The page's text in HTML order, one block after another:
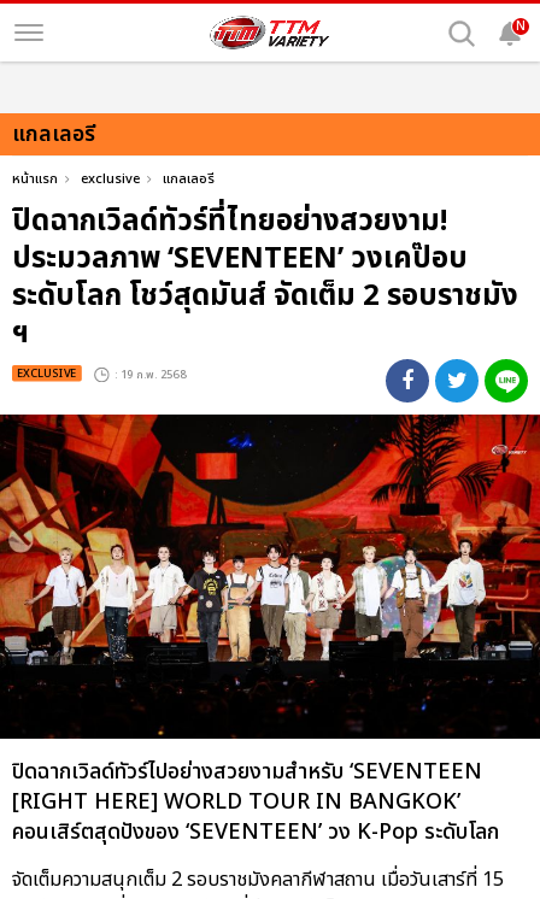
N
แกลเลอรี
หน้าแรก exclusive แกลเลอรี
ปิดฉากเวิลด์ทัวร์ที่ไทยอย่างสวยงาม!
ประมวลภาพ ‘SEVENTEEN’ วงเคป๊อบ
ระดับโลก โชว์สุดมันส์ จัดเต็ม 2 รอบราชมัง
ฯ
EXCLUSIVE : 19 ก.พ. 2568
ปิดฉากเวิลด์ทัวร์ไปอย่างสวยงามสำหรับ ‘SEVENTEEN
[RIGHT HERE] WORLD TOUR IN BANGKOK’
คอนเสิร์ตสุดปังของ ‘SEVENTEEN’ วง K-Pop ระดับโลก
จัดเต็มความสนุกเต็ม 2 รอบราชมังคลากีฬาสถาน เมื่อวันเสาร์ที่ 15